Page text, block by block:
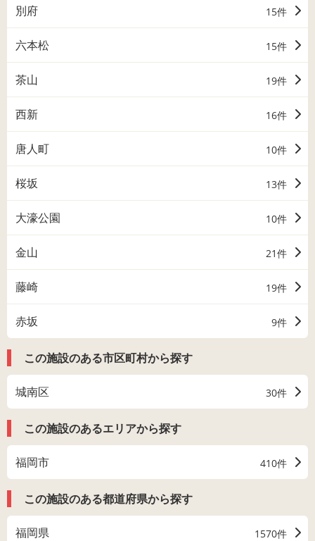
別府 15件
六本松 15件
茶山 19件
西新 16件
唐人町 10件
桜坂 13件
大濠公園 10件
金山 21件
藤崎 19件
赤坂 9件
この施設のある市区町村から探す
城南区 30件
この施設のあるエリアから探す
福岡市 410件
この施設のある都道府県から探す
福岡県 1570件